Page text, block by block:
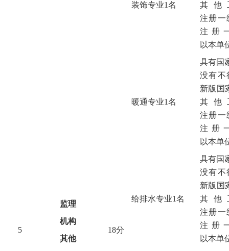
5
监理
机构
其他
18分
装饰专业1名
其他
注册一
注册
以本单
暖通专业1名
具有国
没有不
新版国
其他
注册一
注册
以本单
给排水专业1名
具有国
没有不
新版国
其他
注册一
注册
以本单